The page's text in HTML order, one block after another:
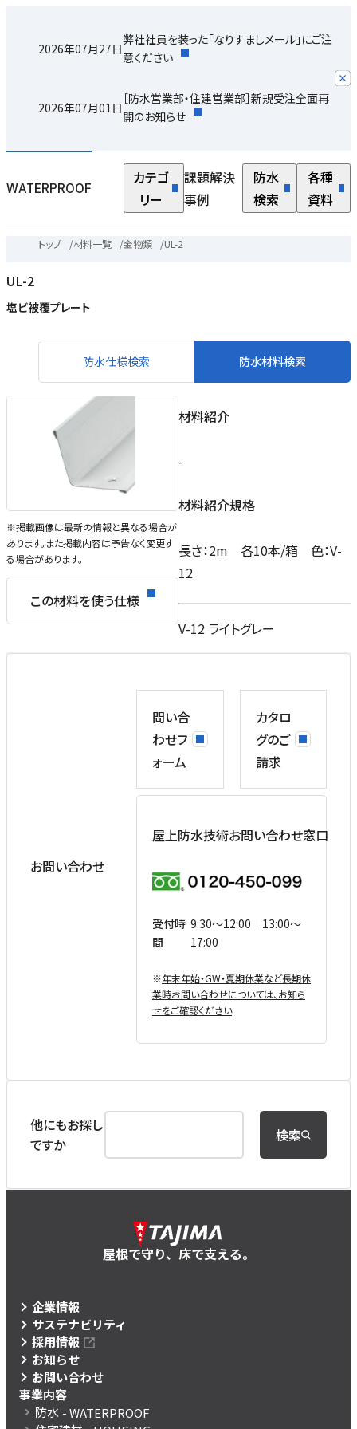
2026年07月27日
弊社社員を装った「なりすましメール」にご注
意ください
2026年07月01日
［防水営業部・住建営業部］新規受注全面再
開のお知らせ
WATERPROOF
カテゴ
リー
課題解決
事例
防水
検索
各種
資料
トップ /材料一覧 /金物類 /UL-2
UL-2
塩ビ被覆プレート
防水仕様検索 防水材料検索
※掲載画像は最新の情報と異なる場合が
あります。また掲載内容は予告なく変更す
る場合があります。
この材料を使う仕様
材料紹介
-
材料紹介規格
長さ：2m 各10本/箱 色：V-
12
V-12 ライトグレー
お問い合わせ
問い合
わせフ
ォーム
カタロ
グのご
請求
屋上防水技術お問い合わせ窓口
受付時
間
9:30〜12:00｜13:00〜
17:00
※年末年始・GW・夏期休業など⻑期休
業時お問い合わせについては、お知ら
せをご確認ください
他にもお探し
ですか
検索
屋根で守り、床で支える。
企業情報
サステナビリティ
採用情報
お知らせ
お問い合わせ
事業内容
防水 - WATERPROOF